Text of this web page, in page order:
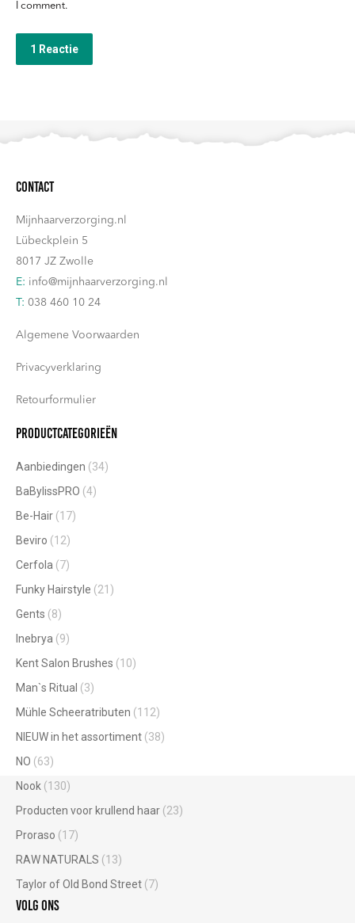
I comment.
1 Reactie
Contact
Mijnhaarverzorging.nl
Lübeckplein 5
8017 JZ Zwolle
E: info@mijnhaarverzorging.nl
T: 038 460 10 24
Algemene Voorwaarden
Privacyverklaring
Retourformulier
Productcategorieën
Aanbiedingen (34)
BaBylissPRO (4)
Be-Hair (17)
Beviro (12)
Cerfola (7)
Funky Hairstyle (21)
Gents (8)
Inebrya (9)
Kent Salon Brushes (10)
Man`s Ritual (3)
Mühle Scheeratributen (112)
NIEUW in het assortiment (38)
NO (63)
Nook (130)
Producten voor krullend haar (23)
Proraso (17)
RAW NATURALS (13)
Taylor of Old Bond Street (7)
Volg ons